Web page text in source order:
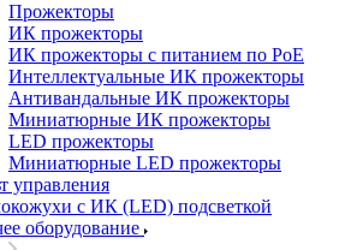
Прожекторы
ИК прожекторы
ИК прожекторы с питанием по PoE
Интеллектуальные ИК прожекторы
Антивандальные ИК прожекторы
Миниатюрные ИК прожекторы
LED прожекторы
Миниатюрные LED прожекторы
управления
с ИК (LED) подсветкой
оборудование